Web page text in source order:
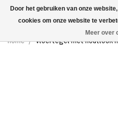
home / vloertegel met houtlook
Door het gebruiken van onze
cookies om onze website te
Meer over